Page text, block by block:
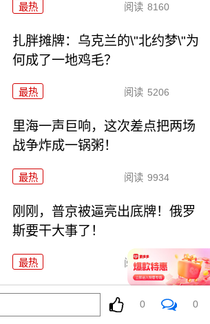
最热 阅读 8160
扎胖摊牌：乌克兰的\"北约梦\"为
何成了一地鸡毛？
最热 阅读 5206
里海一声巨响，这次差点把两场
战争炸成一锅粥！
最热 阅读 9934
刚刚，普京被逼亮出底牌！俄罗
斯要干大事了！
最热 阅读 16308
官宣“核常兼备”！六爷挂弹反航
母，炸醒多少人
0 0